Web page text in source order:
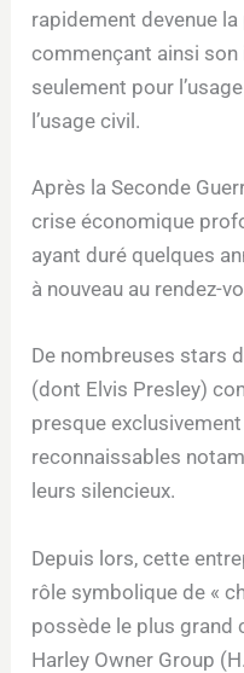
rapidement devenue
commençant ainsi
seulement pour
l’usage civil.
Après la Seconde
crise économique
ayant duré quelques
à nouveau au rendez-
De nombreuses stars
(dont Elvis Presley)
presque
reconnaissables
leurs silencieux.
Depuis lors, cette
rôle symbolique de «
possède le plus grand
Harley Owner Group